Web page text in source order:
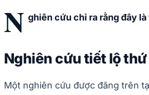
N ghiên cứu chỉ ra rằng đây
Nghiên cứu tiết lộ
Một nghiên cứu được đăng trên